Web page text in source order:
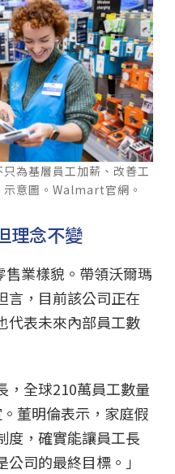
為基層員工加薪、改善工
示意圖。Walmart官網。
理念不變
售業樣貌。帶領沃爾瑪
言，目前該公司正在
代表未來內部員工數
，全球210萬員工數量
董明倫表示，家庭假
度，確實能讓員工長
司的最終目標。」